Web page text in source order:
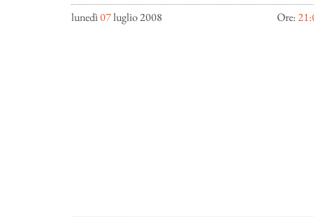
lunedì07luglio 2008 Ore: